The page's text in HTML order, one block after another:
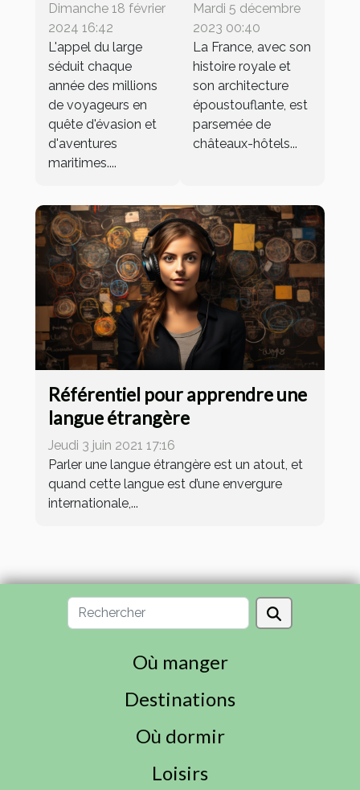
des croisières
à petit prix
Dimanche 18 février
2024 16:42
L'appel du large
séduit chaque
année des millions
de voyageurs en
quête d'évasion et
d'aventures
maritimes....
un week-end
royal dans un
château-hôtel
en France
Mardi 5 décembre
2023 00:40
La France, avec son
histoire royale et
son architecture
époustouflante, est
parsemée de
châteaux-hôtels...
Référentiel pour apprendre une
langue étrangère
Jeudi 3 juin 2021 17:16
Parler une langue étrangère est un atout, et
quand cette langue est d’une envergure
internationale,...
Où manger
Destinations
Où dormir
Loisirs